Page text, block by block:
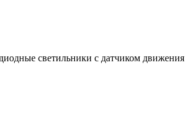
светильники с датчиком движения